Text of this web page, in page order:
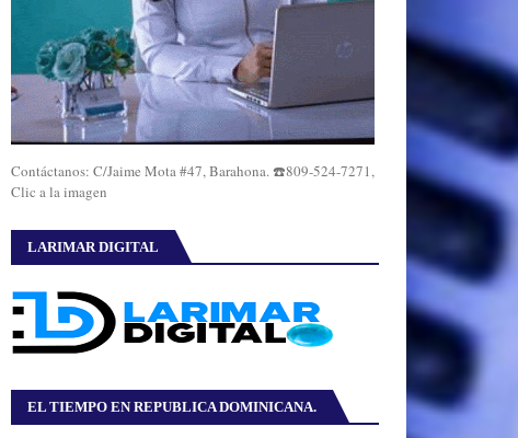
Contáctanos: C/Jaime Mota #47, Barahona. ☎️809-524-7271,
Clic a la imagen
LARIMAR DIGITAL
EL TIEMPO EN REPUBLICA DOMINICANA.